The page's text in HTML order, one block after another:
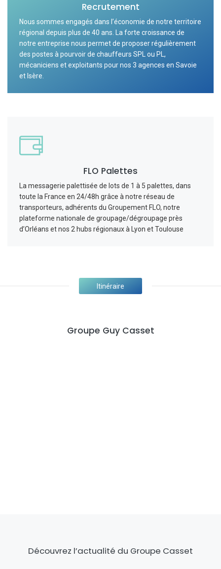
Recrutement
Nous sommes engagés dans l’économie de notre territoire
régional depuis plus de 40 ans. La forte croissance de
notre entreprise nous permet de proposer régulièrement
des postes à pourvoir de chauffeurs SPL ou PL,
mécaniciens et exploitants pour nos 3 agences en Savoie
et Isère.
FLO Palettes
La messagerie palettisée de lots de 1 à 5 palettes, dans
toute la France en 24/48h grâce à notre réseau de
transporteurs, adhérents du Groupement FLO, notre
plateforme nationale de groupage/dégroupage près
d’Orléans et nos 2 hubs régionaux à Lyon et Toulouse
Itinéraire
Groupe Guy Casset
Découvrez l’actualité du Groupe Casset